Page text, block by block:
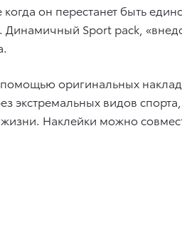
он перестанет быть
Динамичный Sport pack,
оригинальных
экстремальных видов
Наклейки можно